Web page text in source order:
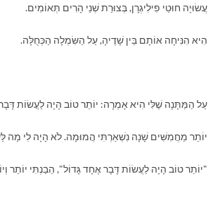
עֲשׂוּיָה חוּטֵי פִילִיגְרָן, בְּצוּרַת שְׁנֵי הָרִים תְּאוֹמִים.
הִיא הִנִּיחָה אוֹתָם בֵּין שָׁדֶיהָ, עַל הַשִּׂמְלָה הַכְּחֻלָּה.
עַל הַמַּתָּנָה שֶׁלִּי הִיא אָמְרָה: יוֹתֵר טוֹב הָיָה לַעֲשׂוֹת
יוֹתֵר מֵחֲמִשִּׁים שָׁנָה נִשְׁאַרְתִּי הֲמוּמָה. לֹא הָיָה לִי מַה
"יוֹתֵר טוֹב הָיָה לַעֲשׂוֹת דָּבָר אֶחָד גָּדוֹל", הֵבַנְתִּי יוֹתֵר